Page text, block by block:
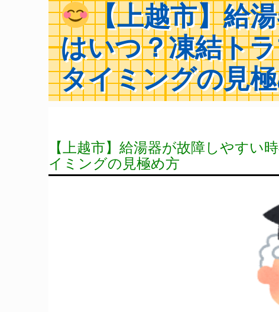
【上越市】給
はいつ？凍結ト
タイミングの見
【上越市】給湯器が故障しやすい
イミングの見極め方